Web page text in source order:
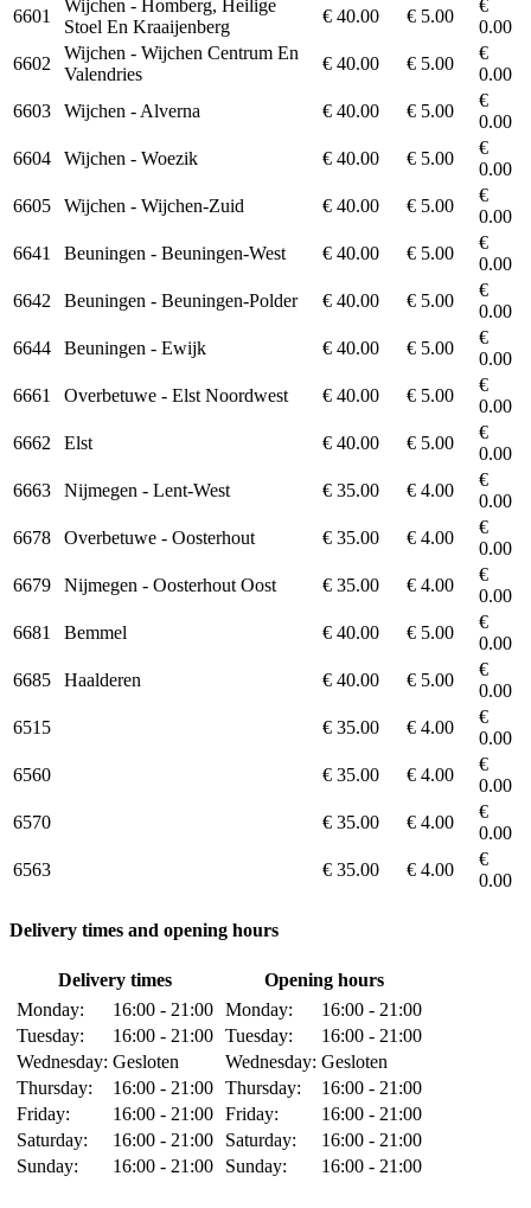
6601
Wijchen - Homberg, Heilige
Stoel En Kraaijenberg
€ 40.00 € 5.00
€
0.00
6602
Wijchen - Wijchen Centrum En
Valendries
€ 40.00 € 5.00
€
0.00
6603
Wijchen - Alverna € 40.00 € 5.00
€
0.00
6604
Wijchen - Woezik € 40.00 € 5.00
€
0.00
6605
Wijchen - Wijchen-Zuid € 40.00 € 5.00
€
0.00
6641
Beuningen - Beuningen-West € 40.00 € 5.00
€
0.00
6642
Beuningen - Beuningen-Polder € 40.00 € 5.00
€
0.00
6644
Beuningen - Ewijk € 40.00 € 5.00
€
0.00
6661
Overbetuwe - Elst Noordwest € 40.00 € 5.00
€
0.00
6662
Elst € 40.00 € 5.00
€
0.00
6663
Nijmegen - Lent-West € 35.00 € 4.00
€
0.00
6678
Overbetuwe - Oosterhout € 35.00 € 4.00
€
0.00
6679
Nijmegen - Oosterhout Oost € 35.00 € 4.00
€
0.00
6681
Bemmel € 40.00 € 5.00
€
0.00
6685
Haalderen € 40.00 € 5.00
€
0.00
6515
€ 35.00 € 4.00
€
0.00
6560
€ 35.00 € 4.00
€
0.00
6570
€ 35.00 € 4.00
€
0.00
6563
€ 35.00 € 4.00
€
0.00
Delivery times and opening hours
Delivery times
Opening hours
Monday:
16:00 - 21:00
Tuesday:
16:00 - 21:00
Wednesday: Gesloten
Thursday:
16:00 - 21:00
Friday:
16:00 - 21:00
Saturday:
16:00 - 21:00
Sunday:
16:00 - 21:00
Monday:
16:00 - 21:00
Tuesday:
16:00 - 21:00
Wednesday: Gesloten
Thursday:
16:00 - 21:00
Friday:
16:00 - 21:00
Saturday:
16:00 - 21:00
Sunday:
16:00 - 21:00